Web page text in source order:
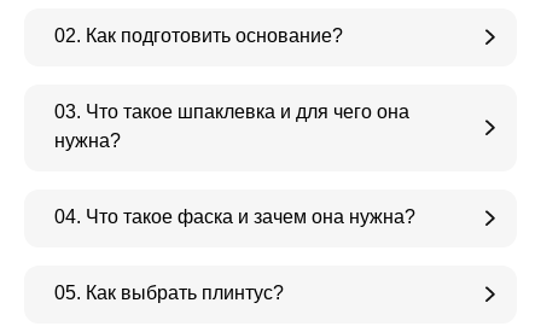
02. Как подготовить основание?
03. Что такое шпаклевка и для чего она
нужна?
04. Что такое фаска и зачем она нужна?
05. Как выбрать плинтус?